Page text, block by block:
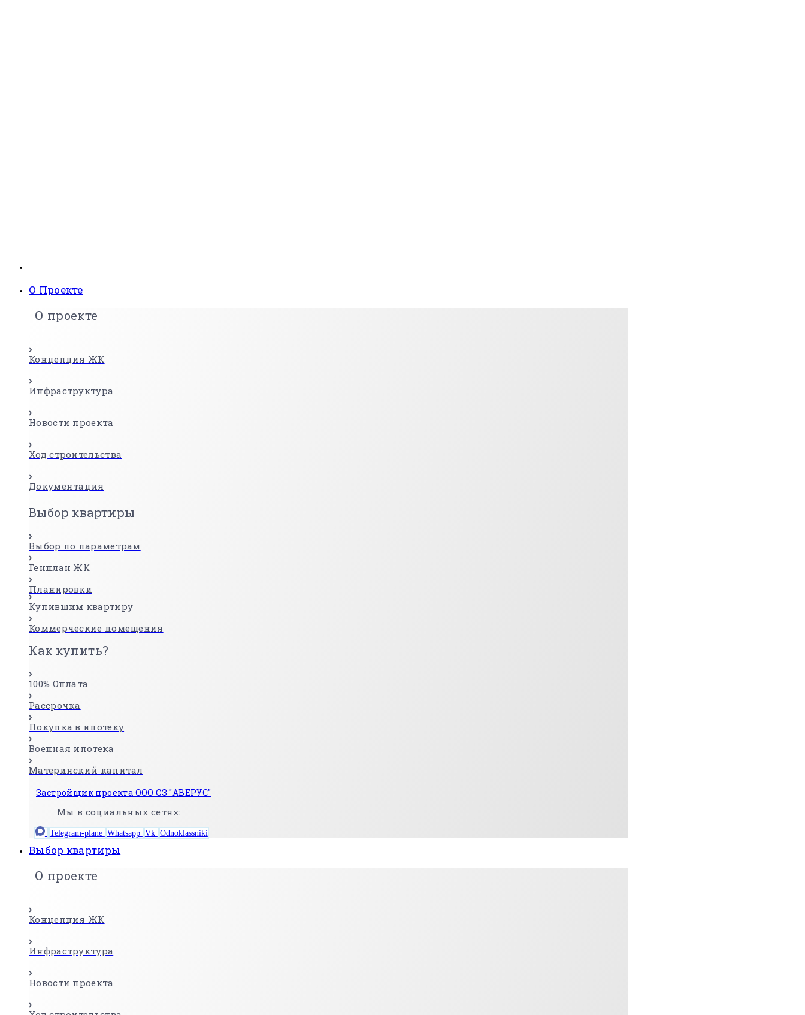
О Проекте
О проекте
Концепция ЖК
Инфраструктура
Новости проекта
Ход строительства
Документация
Выбор квартиры
Выбор по параметрам
Генплан ЖК
Планировки
Купившим квартиру
Коммерческие помещения
Как купить?
100% Оплата
Рассрочка
Покупка в ипотеку
Военная ипотека
Материнский капитал
Застройщик проекта ООО СЗ "АВЕРУС"
Мы в социальных сетях:
Telegram-plane Whatsapp Vk Odnoklassniki
Выбор квартиры
О проекте
Концепция ЖК
Инфраструктура
Новости проекта